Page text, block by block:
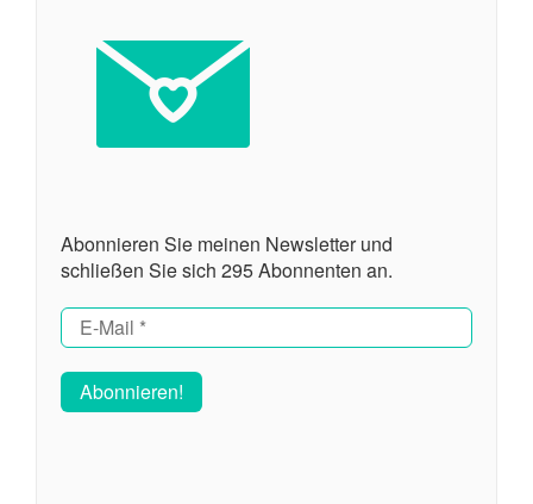
Abonnieren Sie meinen Newsletter und
schließen Sie sich 295 Abonnenten an.